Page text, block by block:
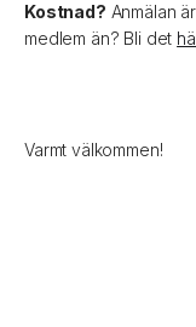
Kostnad? Anmälan
medlem än? Bli det
Varmt välkommen!